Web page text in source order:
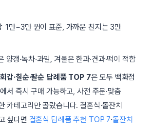
1만~3만 원이 표준, 가까운 친지는 3만
갱·녹차·과일, 겨울은 한과·견과·떡이 적합
회갑·칠순·팔순 답례품 TOP 7은 모두 백화점
서 즉시 구매 가능하고, 사전 주문·맞춤
카테고리만 골랐습니다. 결혼식·돌잔치
싶다면 결혼식 답례품 추천 TOP 7·돌잔치